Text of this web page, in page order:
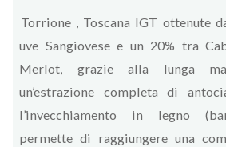
Torrione , Toscana IGT ottenute
uve Sangiovese e un 20% tra
Merlot, grazie alla lunga
un’estrazione completa di
l’invecchiamento in legno
permette di raggiungere una